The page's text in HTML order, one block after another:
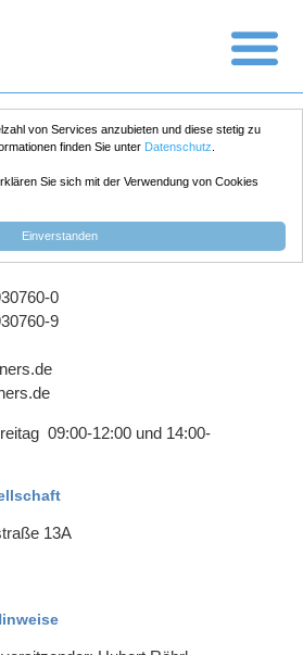
Einverstanden
von Services anzubieten und diese stetig zu
finden Sie unter Datenschutz
Sie sich mit der Verwendung von Cookies
13A
0
9
09:00-12:00 und 14:00-
13A